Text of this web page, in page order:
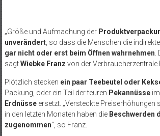
„Größe und Aufmachung der
unverändert, so dass die Menschen die
gar nicht oder erst beim Öffnen wahrnehmen
sagtWiebke Franz von der Verbraucherzentrale
Plötzlich stecken ein paar Teebeutel oder
Packung, oder ein Teil der teuren Pekannüsseim
Erdnüsseersetzt. „Versteckte Preiserhöhungen
in den letzten Monaten haben die Beschwerden
zugenommen“, so Franz.